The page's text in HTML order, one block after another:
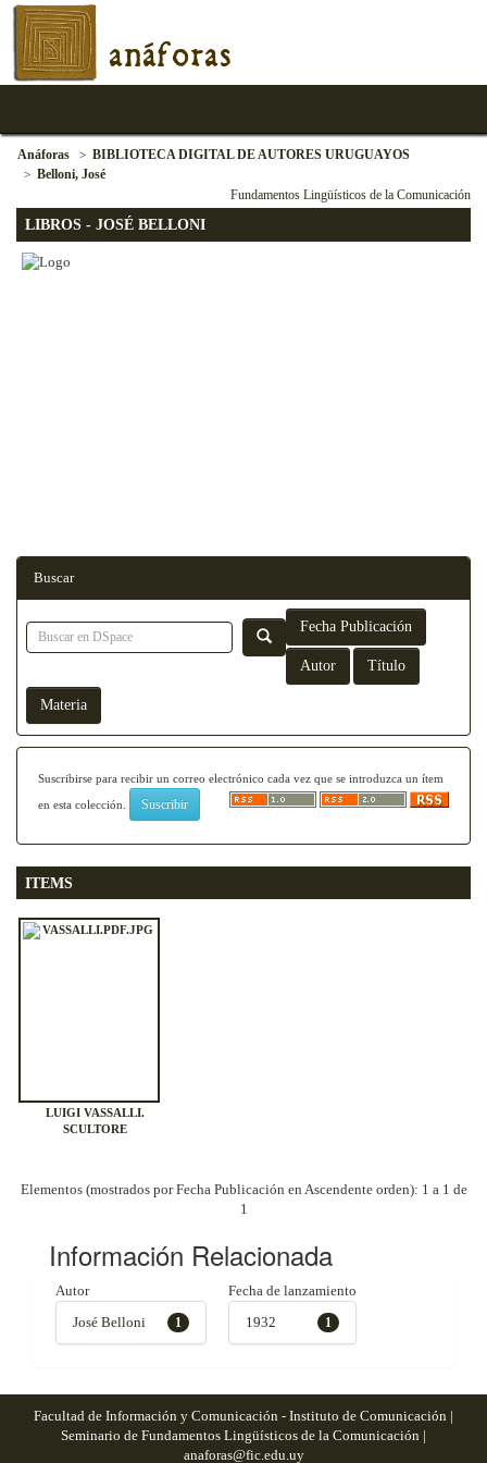
anáforas
Anáforas
BIBLIOTECA DIGITAL DE AUTORES URUGUAYOS
Belloni, José
Fundamentos Lingüísticos de la Comunicación
LIBROS - JOSÉ BELLONI
Buscar
Suscribirse para recibir un correo electrónico cada vez que se introduzca un ítem
en esta colección.
ITEMS
LUIGI VASSALLI.
SCULTORE
Elementos (mostrados por Fecha Publicación en Ascendente orden): 1 a 1 de
1
Información Relacionada
Autor
1
José Belloni
Fecha de lanzamiento
1
1932
Facultad de Información y Comunicación - Instituto de Comunicación |
Seminario de Fundamentos Lingüísticos de la Comunicación |
anaforas@fic.edu.uy